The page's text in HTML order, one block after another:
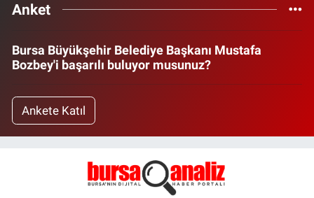
Anket
Bursa Büyükşehir Belediye Başkanı Mustafa
Bozbey'i başarılı buluyor musunuz?
Ankete Katıl